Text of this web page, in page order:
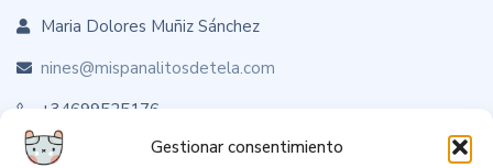
Gestionar consentimiento
Maria Dolores Muñiz Sánchez
nines@mispanalitosdetela.com
+34699525176